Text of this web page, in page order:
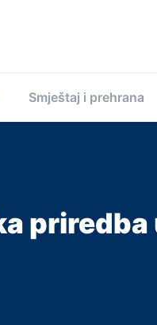
Smještaj i prehrana